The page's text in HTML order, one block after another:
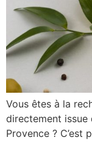
Vous êtes à la
directement issue
Provence ? C’est